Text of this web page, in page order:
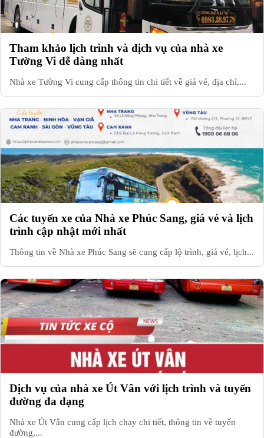
Tham khảo lịch trình và dịch vụ của nhà xe
Tường Vi dễ dàng nhất
Nhà xe Tường Vi cung cấp thông tin chi tiết về giá vé, địa chỉ,...
Các tuyến xe của Nhà xe Phúc Sang, giá vé và lịch
trình cập nhật mới nhất
Thông tin về Nhà xe Phúc Sang sẽ cung cấp lộ trình, giá vé, lịch...
Dịch vụ của nhà xe Út Vân với lịch trình và tuyến
đường đa dạng
Nhà xe Út Vân cung cấp lịch chạy chi tiết, thông tin về tuyến
đường,...